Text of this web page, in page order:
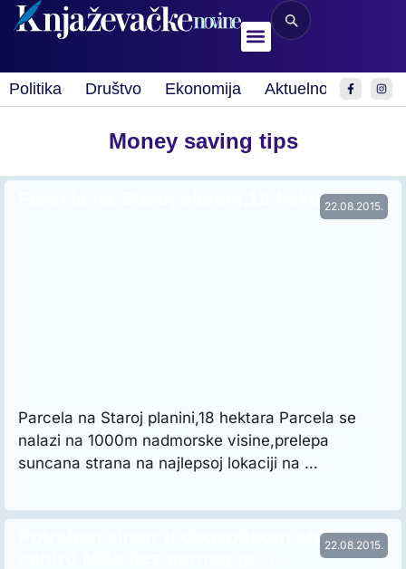
Politika Društvo Ekonomija Aktuelnosti Sport
Money saving tips
22.08.2015.
Parcela na Staroj planini,18 hektara
Parcela na Staroj planini,18 hektara Parcela se
nalazi na 1000m nadmorske visine,prelepa
suncana strana na najlepsoj lokaciji na …
22.08.2015.
Potreban cimer u dvosobnom stanu u